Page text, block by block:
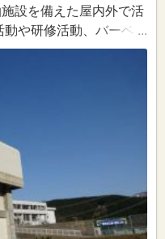
設を備えた屋内外で活
や研修活動、バーベキ
。 個人から団体まで、
など、お気軽にご利用
...